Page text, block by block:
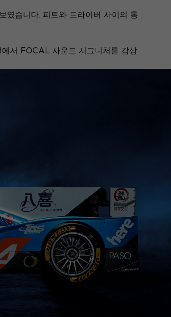
습니다. 피트와 드라이버 사이의 통
서 FOCAL 사운드 시그니처를 감상